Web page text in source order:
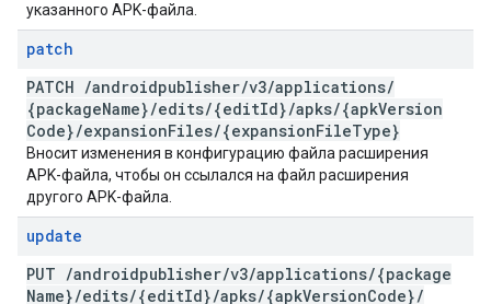
указанного APK-файла.
patch
PATCH /androidpublisher/v3/applications/
{packageName}/edits/{editId}/apks/{apkVersion
Code}/expansionFiles/{expansionFileType}
Вносит изменения в конфигурацию файла расширения
APK-файла, чтобы он ссылался на файл расширения
другого APK-файла.
update
PUT /androidpublisher/v3/applications/{package
Name}/edits/{editId}/apks/{apkVersionCode}/